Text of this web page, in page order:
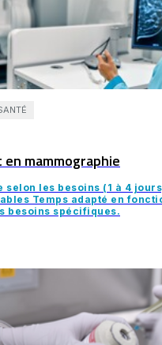
mammographie
selon les besoins (1 à 4
Temps adapté en
besoins spécifiques.